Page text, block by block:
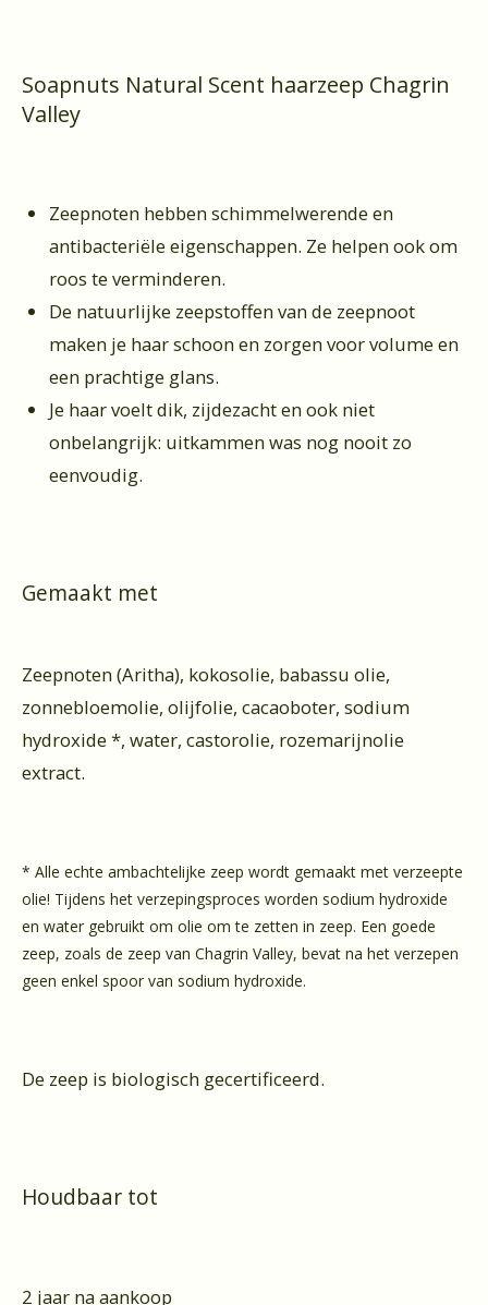
Soapnuts Natural Scent haarzeep Chagrin
Valley
Zeepnoten hebben schimmelwerende en
antibacteriële eigenschappen. Ze helpen ook om
roos te verminderen.
De natuurlijke zeepstoffen van de zeepnoot
maken je haar schoon en zorgen voor volume en
een prachtige glans.
Je haar voelt dik, zijdezacht en ook niet
onbelangrijk: uitkammen was nog nooit zo
eenvoudig.
Gemaakt met
Zeepnoten (Aritha), kokosolie, babassu olie,
zonnebloemolie, olijfolie, cacaoboter, sodium
hydroxide *, water, castorolie, rozemarijnolie
extract.
* Alle echte ambachtelijke zeep wordt gemaakt met verzeepte
olie! Tijdens het verzepingsproces worden sodium hydroxide
en water gebruikt om olie om te zetten in zeep. Een goede
zeep, zoals de zeep van Chagrin Valley, bevat na het verzepen
geen enkel spoor van sodium hydroxide.
De zeep is biologisch gecertificeerd.
Houdbaar tot
2 jaar na aankoop